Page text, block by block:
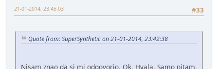
#33
21-01-2014, 23:45:03
Quote from: SuperSynthetic on 21-01-2014, 23:42:38
Nisam znao da si mi odgovorio. Ok. Hvala. Samo pitam.